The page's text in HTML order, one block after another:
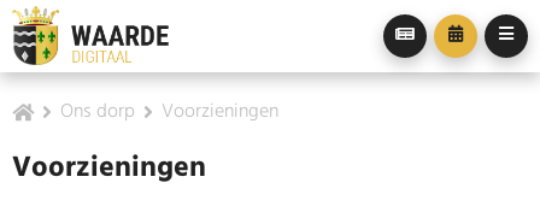
Ons dorp Voorzieningen
Voorzieningen